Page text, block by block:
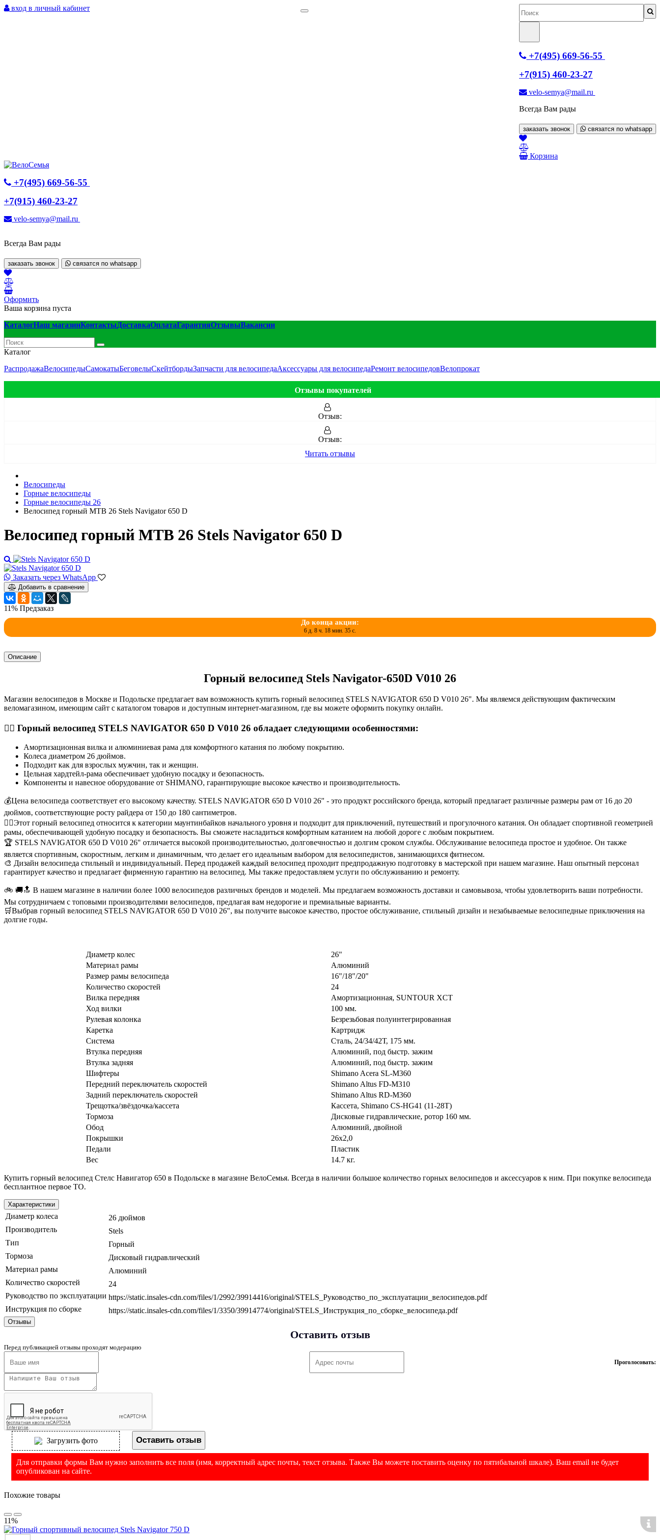
вход в личный кабинет
+7(495) 669-56-55
+7(915) 460-23-27
velo-semya@mail.ru
Всегда Вам рады
заказать звонок связатся по whatsapp
Корзина
+7(495) 669-56-55
+7(915) 460-23-27
velo-semya@mail.ru
Всегда Вам рады
заказать звонок связатся по whatsapp
Оформить
Ваша корзина пуста
КаталогНаш магазинКонтактыДоставкаОплатаГарантияОтзывыВакансии
Каталог
РаспродажаВелосипедыСамокатыБеговелыСкейтбордыЗапчасти для велосипедаАксессуары для велосипедаРемонт велосипедовВелопрокат
Отзывы покупателей
Отзыв:
Отзыв:
Читать отзывы
Велосипеды
Горные велосипеды
Горные велосипеды 26
Велосипед горный MTB 26 Stels Navigator 650 D
Велосипед горный MTB 26 Stels Navigator 650 D
Заказать через WhatsApp
Добавить в сравнение
11% Предзаказ
До конца акции:
6 д. 8 ч. 18 мин. 35 с.
Описание
Горный велосипед Stels Navigator-650D V010 26
Магазин велосипедов в Москве и Подольске предлагает вам возможность купить горный велосипед STELS NAVIGATOR 650 D V010 26". Мы являемся действующим фактическим
веломагазином, имеющим сайт с каталогом товаров и доступным интернет-магазином, где вы можете оформить покупку онлайн.
🚵‍♂️ Горный велосипед STELS NAVIGATOR 650 D V010 26 обладает следующими особенностями:
Амортизационная вилка и алюминиевая рама для комфортного катания по любому покрытию.
Колеса диаметром 26 дюймов.
Подходит как для взрослых мужчин, так и женщин.
Цельная хардтейл-рама обеспечивает удобную посадку и безопасность.
Компоненты и навесное оборудование от SHIMANO, гарантирующие высокое качество и производительность.
💰Цена велосипеда соответствует его высокому качеству. STELS NAVIGATOR 650 D V010 26" - это продукт российского бренда, который предлагает различные размеры рам от 16 до 20
дюймов, соответствующие росту райдера от 150 до 180 сантиметров.
🚴‍♂️Этот горный велосипед относится к категории маунтинбайков начального уровня и подходит для приключений, путешествий и прогулочного катания. Он обладает спортивной геометрией
рамы, обеспечивающей удобную посадку и безопасность. Вы сможете насладиться комфортным катанием на любой дороге с любым покрытием.
🏆 STELS NAVIGATOR 650 D V010 26" отличается высокой производительностью, долговечностью и долгим сроком службы. Обслуживание велосипеда простое и удобное. Он также
является спортивным, скоростным, легким и динамичным, что делает его идеальным выбором для велосипедистов, занимающихся фитнесом.
🎨 Дизайн велосипеда стильный и индивидуальный. Перед продажей каждый велосипед проходит предпродажную подготовку в мастерской при нашем магазине. Наш опытный персонал
гарантирует качество и предлагает фирменную гарантию на велосипед. Мы также предоставляем услуги по обслуживанию и ремонту.
🚲 🚚🔝 В нашем магазине в наличии более 1000 велосипедов различных брендов и моделей. Мы предлагаем возможность доставки и самовывоза, чтобы удовлетворить ваши потребности.
Мы сотрудничаем с топовыми производителями велосипедов, предлагая вам недорогие и премиальные варианты.
🛒Выбрав горный велосипед STELS NAVIGATOR 650 D V010 26", вы получите высокое качество, простое обслуживание, стильный дизайн и незабываемые велосипедные приключения на
долгие годы.
Диаметр колес
26"
Материал рамы
Алюминий
Размер рамы велосипеда
16"/18"/20"
Количество скоростей
24
Вилка передняя
Амортизационная, SUNTOUR XCT
Ход вилки
100 мм.
Рулевая колонка
Безрезьбовая полуинтегрированная
Каретка
Картридж
Система
Сталь, 24/34/42Т, 175 мм.
Втулка передняя
Алюминий, под быстр. зажим
Втулка задняя
Алюминий, под быстр. зажим
Шифтеры
Shimano Acera SL-M360
Передний переключатель скоростей
Shimano Altus FD-M310
Задний переключатель скоростей
Shimano Altus RD-M360
Трещотка/звёздочка/кассета
Кассета, Shimano CS-HG41 (11-28T)
Тормоза
Дисковые гидравлические, ротор 160 мм.
Обод
Алюминий, двойной
Покрышки
26x2,0
Педали
Пластик
Вес
14.7 кг.
Купить горный велосипед Стелс Навигатор 650 в Подольске в магазине ВелоСемья. Всегда в наличии большое количество горных велосипедов и аксессуаров к ним. При покупке велосипеда
бесплантное первое ТО.
Характеристики
Диаметр колеса
26 дюймов
Производитель
Stels
Тип
Горный
Тормоза
Дисковый гидравлический
Материал рамы
Алюминий
Количество скоростей
24
Руководство по эксплуатации https://static.insales-cdn.com/files/1/2992/39914416/original/STELS_Руководство_по_эксплуатации_велосипедов.pdf
Инструкция по сборке
https://static.insales-cdn.com/files/1/3350/39914774/original/STELS_Инструкция_по_сборке_велосипеда.pdf
Отзывы
Оставить отзыв
Перед публикацией отзывы проходят модерацию
Проголосовать:
Загрузить фото Оставить отзыв
Для отправки формы Вам нужно заполнить все поля (имя, корректный адрес почты, текст отзыва. Также Вы можете поставить оценку по пятибальной шкале). Ваш email не будет
опубликован на сайте.
Похожие товары
11%